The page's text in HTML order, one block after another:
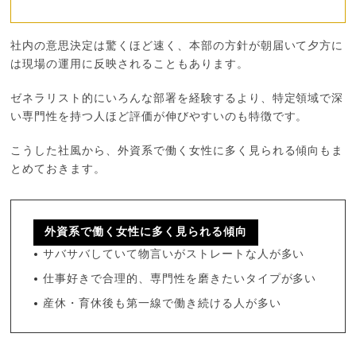
社内の意思決定は驚くほど速く、本部の方針が朝届いて夕方に
は現場の運用に反映されることもあります。
ゼネラリスト的にいろんな部署を経験するより、特定領域で深
い専門性を持つ人ほど評価が伸びやすいのも特徴です。
こうした社風から、外資系で働く女性に多く見られる傾向もま
とめておきます。
外資系で働く女性に多く見られる傾向
サバサバしていて物言いがストレートな人が多い
仕事好きで合理的、専門性を磨きたいタイプが多い
産休・育休後も第一線で働き続ける人が多い